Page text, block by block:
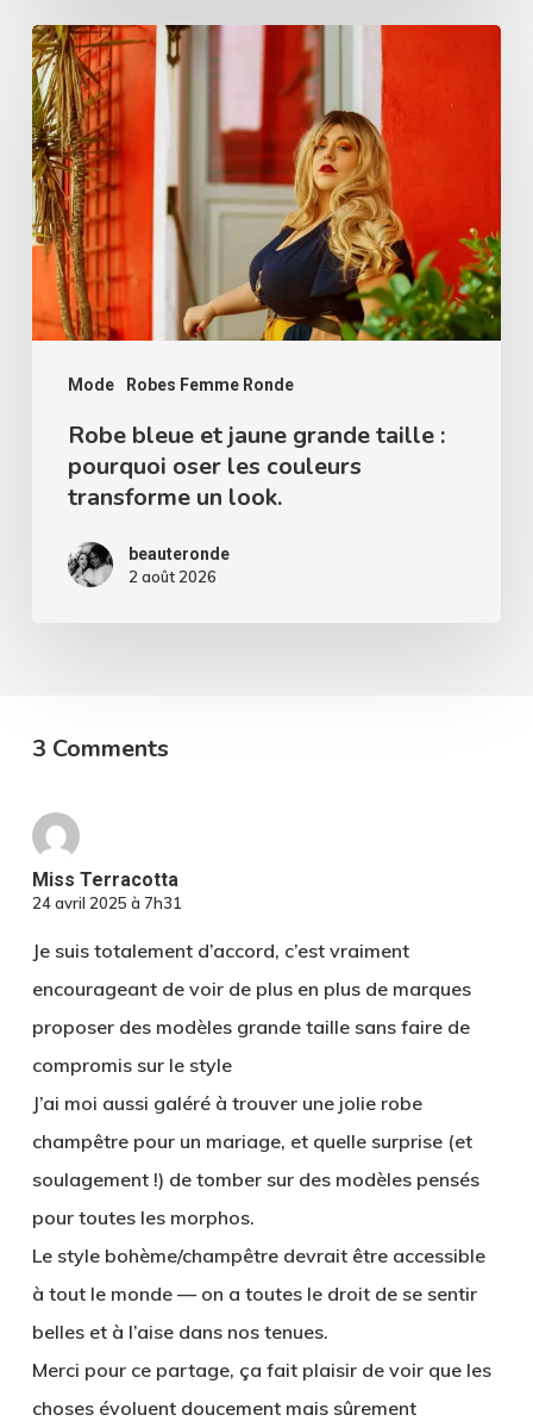
Mode Robes Femme Ronde
Robe
bleue
et
jaune
grande
taille
pourquoi
oser
couleurs
transforme
Robe bleue et jaune grande taille :
pourquoi oser les couleurs
transforme un look.
beauteronde
2 août 2026
3 Comments
Miss Terracotta
24 avril 2025 à 7h31
Je suis totalement d’accord, c’est vraiment
encourageant de voir de plus en plus de marques
proposer des modèles grande taille sans faire de
compromis sur le style
J’ai moi aussi galéré à trouver une jolie robe
champêtre pour un mariage, et quelle surprise (et
soulagement !) de tomber sur des modèles pensés
pour toutes les morphos.
Le style bohème/champêtre devrait être accessible
à tout le monde — on a toutes le droit de se sentir
belles et à l’aise dans nos tenues.
Merci pour ce partage, ça fait plaisir de voir que les
choses évoluent doucement mais sûrement